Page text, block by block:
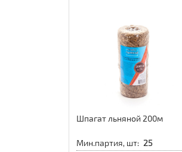
Шпагат льняной 200м
Мин.партия, шт: 25